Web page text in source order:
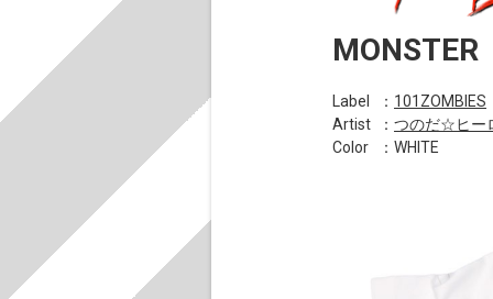
MONSTER
Label ： 101ZOMBIES
Artist
： つのだ☆ヒー
Color
：WHITE